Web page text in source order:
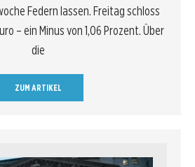
Federn lassen. Freitag schloss
– ein Minus von 1,06 Prozent. Über
die
ZUM ARTIKEL